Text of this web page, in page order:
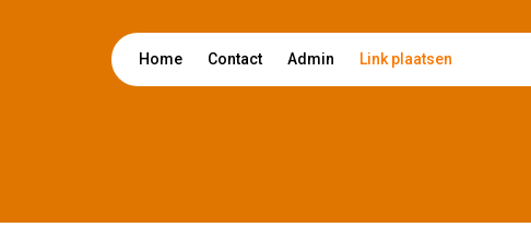
Home Contact Admin Link plaatsen